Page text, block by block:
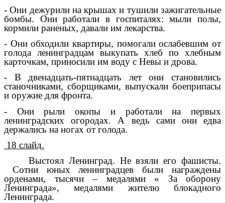
- Они дежурили на крышах и тушили зажигательные
бомбы. Они работали в госпиталях: мыли полы,
кормили раненых, давали им лекарства.
- Они обходили квартиры, помогали ослабевшим от
голода ленинградцам выкупать хлеб по хлебным
карточкам, приносили им воду с Невы и дрова.
- В двенадцать-пятнадцать лет они становились
станочниками, сборщиками, выпускали боеприпасы
и оружие для фронта.
- Они рыли окопы и работали на первых
ленинградских огородах. А ведь сами они едва
держались на ногах от голода.
18 слайд.
Выстоял Ленинград. Не взяли его фашисты.
Сотни юных ленинградцев были награждены
орденами, тысячи – медалями « За оборону
Ленинграда», медалями жителю блокадного
Ленинграда.